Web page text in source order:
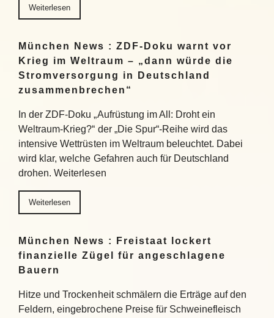
Weiterlesen
München News : ZDF-Doku warnt vor
Krieg im Weltraum – „dann würde die
Stromversorgung in Deutschland
zusammenbrechen“
In der ZDF-Doku „Aufrüstung im All: Droht ein
Weltraum-Krieg?“ der „Die Spur“-Reihe wird das
intensive Wettrüsten im Weltraum beleuchtet. Dabei
wird klar, welche Gefahren auch für Deutschland
drohen. Weiterlesen
Weiterlesen
München News : Freistaat lockert
finanzielle Zügel für angeschlagene
Bauern
Hitze und Trockenheit schmälern die Erträge auf den
Feldern, eingebrochene Preise für Schweinefleisch